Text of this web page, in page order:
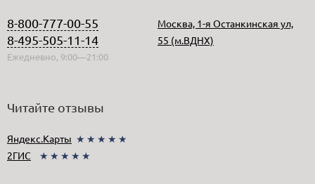
8-800-777-00-55
8-495-505-11-14
Ежедневно, 9:00—21:00
Москва, 1-я Останкинская ул,
55 (м.ВДНХ)
Читайте отзывы
Яндекс.Карты ★★★★★
2ГИС
★★★★★